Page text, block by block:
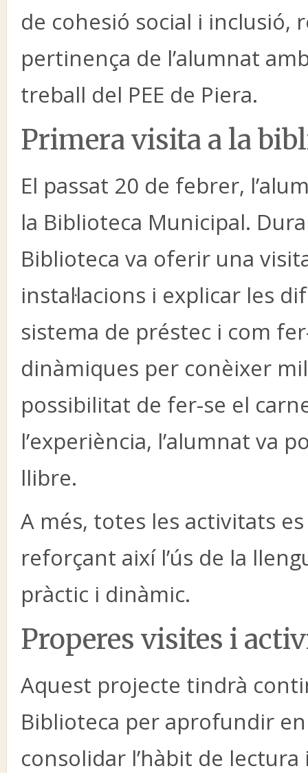
de cohesió social i
pertinença de l’alumnat
treball del PEE de Piera.
Primera visita a la
El passat 20 de febrer,
la Biblioteca Municipal.
Biblioteca va oferir una
instal·lacions i explicar les
sistema de préstec i com
dinàmiques per conèixer
possibilitat de fer-se el
l’experiència, l’alumnat va
llibre.
A més, totes les activitats
reforçant així l’ús de la
pràctic i dinàmic.
Properes visites i
Aquest projecte tindrà
Biblioteca per aprofundir
consolidar l’hàbit de